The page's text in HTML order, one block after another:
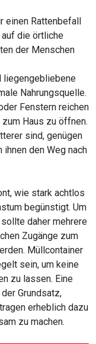
einen Rattenbefall
die örtliche
der Menschen
liegengebliebene
Nahrungsquelle.
Fenstern reichen
Haus zu öffnen.
sind, genügen
den Weg nach
wie stark achtlos
begünstigt. Um
daher mehrere
Zugänge zum
Müllcontainer
sein, um keine
zu lassen. Eine
Grundsatz,
erheblich dazu
zu machen.